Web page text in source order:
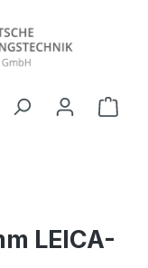
LEICA-